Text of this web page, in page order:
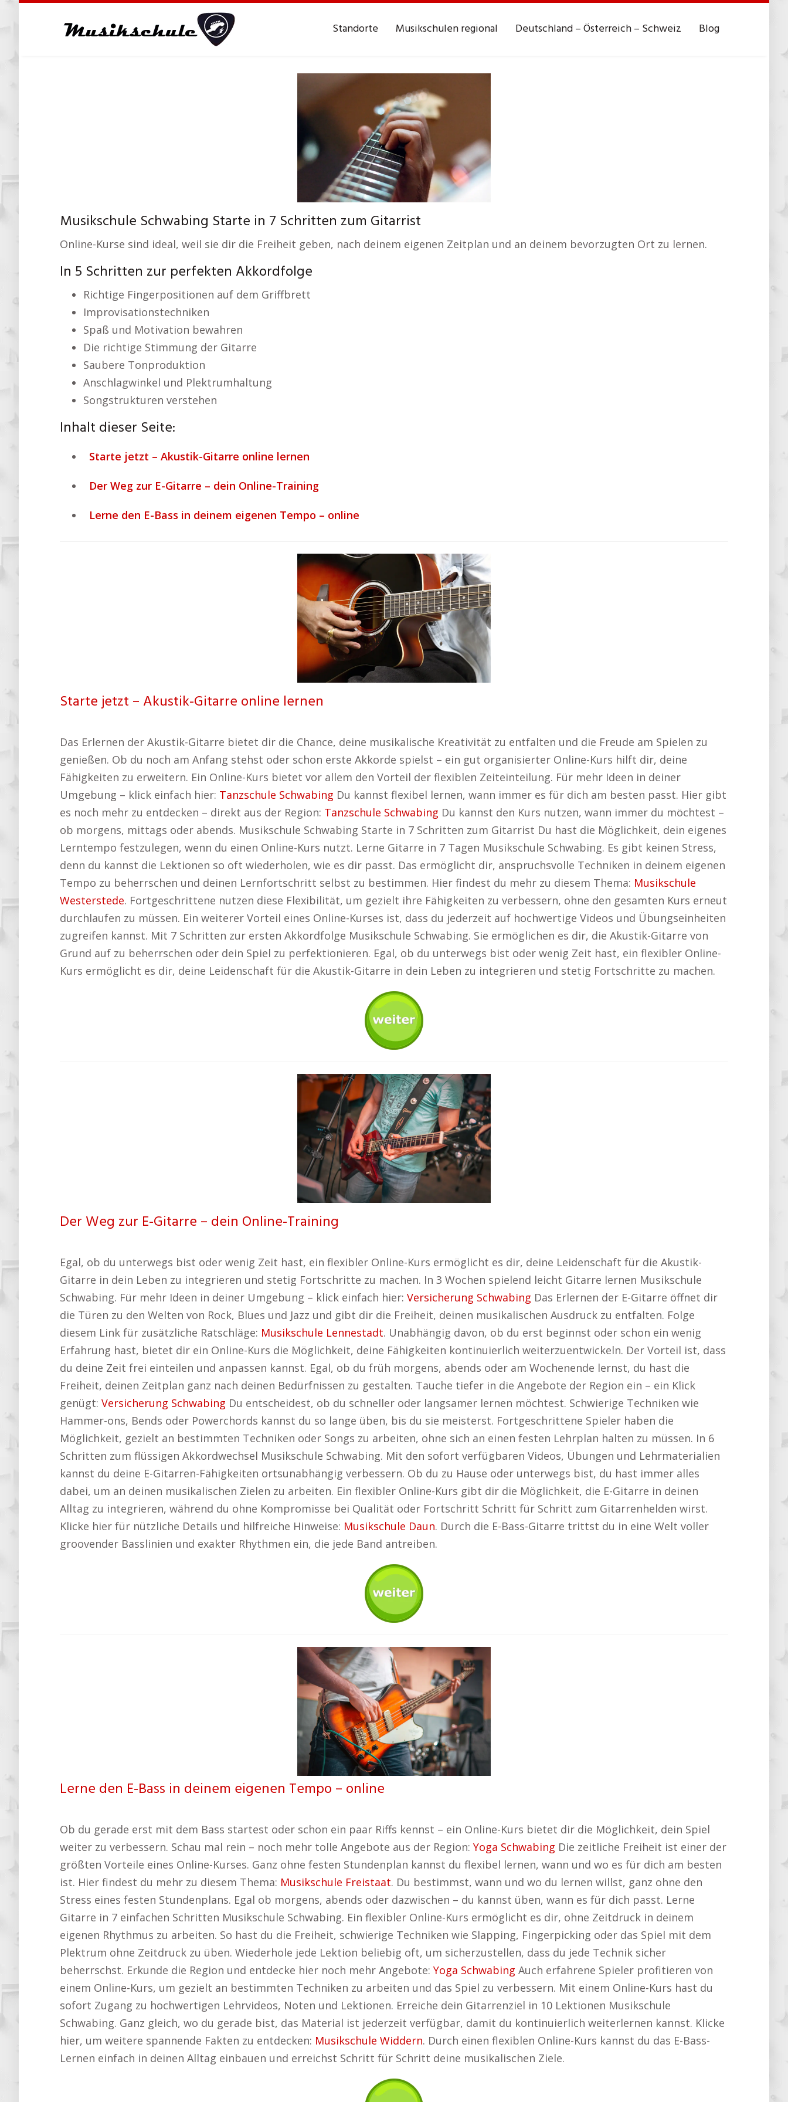
content
Standorte Musikschulen regional Deutschland – Österreich – Schweiz Blog
Musikschule Schwabing Starte in 7 Schritten zum Gitarrist
Online-Kurse sind ideal, weil sie dir die Freiheit geben, nach deinem eigenen Zeitplan und an deinem bevorzugten Ort zu lernen.
In 5 Schritten zur perfekten Akkordfolge
Richtige Fingerpositionen auf dem Griffbrett
Improvisationstechniken
Spaß und Motivation bewahren
Die richtige Stimmung der Gitarre
Saubere Tonproduktion
Anschlagwinkel und Plektrumhaltung
Songstrukturen verstehen
Inhalt dieser Seite:
Starte jetzt – Akustik-Gitarre online lernen
Der Weg zur E-Gitarre – dein Online-Training
Lerne den E-Bass in deinem eigenen Tempo – online
Starte jetzt – Akustik-Gitarre online lernen
Das Erlernen der Akustik-Gitarre bietet dir die Chance, deine musikalische Kreativität zu entfalten und die Freude am Spielen zu
genießen. Ob du noch am Anfang stehst oder schon erste Akkorde spielst – ein gut organisierter Online-Kurs hilft dir, deine
Fähigkeiten zu erweitern. Ein Online-Kurs bietet vor allem den Vorteil der flexiblen Zeiteinteilung. Für mehr Ideen in deiner
Umgebung – klick einfach hier: Tanzschule Schwabing Du kannst flexibel lernen, wann immer es für dich am besten passt. Hier gibt
es noch mehr zu entdecken – direkt aus der Region: Tanzschule Schwabing Du kannst den Kurs nutzen, wann immer du möchtest –
ob morgens, mittags oder abends. Musikschule Schwabing Starte in 7 Schritten zum Gitarrist Du hast die Möglichkeit, dein eigenes
Lerntempo festzulegen, wenn du einen Online-Kurs nutzt. Lerne Gitarre in 7 Tagen Musikschule Schwabing. Es gibt keinen Stress,
denn du kannst die Lektionen so oft wiederholen, wie es dir passt. Das ermöglicht dir, anspruchsvolle Techniken in deinem eigenen
Tempo zu beherrschen und deinen Lernfortschritt selbst zu bestimmen. Hier findest du mehr zu diesem Thema: Musikschule
Westerstede. Fortgeschrittene nutzen diese Flexibilität, um gezielt ihre Fähigkeiten zu verbessern, ohne den gesamten Kurs erneut
durchlaufen zu müssen. Ein weiterer Vorteil eines Online-Kurses ist, dass du jederzeit auf hochwertige Videos und Übungseinheiten
zugreifen kannst. Mit 7 Schritten zur ersten Akkordfolge Musikschule Schwabing. Sie ermöglichen es dir, die Akustik-Gitarre von
Grund auf zu beherrschen oder dein Spiel zu perfektionieren. Egal, ob du unterwegs bist oder wenig Zeit hast, ein flexibler Online-
Kurs ermöglicht es dir, deine Leidenschaft für die Akustik-Gitarre in dein Leben zu integrieren und stetig Fortschritte zu machen.
Der Weg zur E-Gitarre – dein Online-Training
Egal, ob du unterwegs bist oder wenig Zeit hast, ein flexibler Online-Kurs ermöglicht es dir, deine Leidenschaft für die Akustik-
Gitarre in dein Leben zu integrieren und stetig Fortschritte zu machen. In 3 Wochen spielend leicht Gitarre lernen Musikschule
Schwabing. Für mehr Ideen in deiner Umgebung – klick einfach hier: Versicherung Schwabing Das Erlernen der E-Gitarre öffnet dir
die Türen zu den Welten von Rock, Blues und Jazz und gibt dir die Freiheit, deinen musikalischen Ausdruck zu entfalten. Folge
diesem Link für zusätzliche Ratschläge: Musikschule Lennestadt. Unabhängig davon, ob du erst beginnst oder schon ein wenig
Erfahrung hast, bietet dir ein Online-Kurs die Möglichkeit, deine Fähigkeiten kontinuierlich weiterzuentwickeln. Der Vorteil ist, dass
du deine Zeit frei einteilen und anpassen kannst. Egal, ob du früh morgens, abends oder am Wochenende lernst, du hast die
Freiheit, deinen Zeitplan ganz nach deinen Bedürfnissen zu gestalten. Tauche tiefer in die Angebote der Region ein – ein Klick
genügt: Versicherung Schwabing Du entscheidest, ob du schneller oder langsamer lernen möchtest. Schwierige Techniken wie
Hammer-ons, Bends oder Powerchords kannst du so lange üben, bis du sie meisterst. Fortgeschrittene Spieler haben die
Möglichkeit, gezielt an bestimmten Techniken oder Songs zu arbeiten, ohne sich an einen festen Lehrplan halten zu müssen. In 6
Schritten zum flüssigen Akkordwechsel Musikschule Schwabing. Mit den sofort verfügbaren Videos, Übungen und Lehrmaterialien
kannst du deine E-Gitarren-Fähigkeiten ortsunabhängig verbessern. Ob du zu Hause oder unterwegs bist, du hast immer alles
dabei, um an deinen musikalischen Zielen zu arbeiten. Ein flexibler Online-Kurs gibt dir die Möglichkeit, die E-Gitarre in deinen
Alltag zu integrieren, während du ohne Kompromisse bei Qualität oder Fortschritt Schritt für Schritt zum Gitarrenhelden wirst.
Klicke hier für nützliche Details und hilfreiche Hinweise: Musikschule Daun. Durch die E-Bass-Gitarre trittst du in eine Welt voller
groovender Basslinien und exakter Rhythmen ein, die jede Band antreiben.
Lerne den E-Bass in deinem eigenen Tempo – online
Ob du gerade erst mit dem Bass startest oder schon ein paar Riffs kennst – ein Online-Kurs bietet dir die Möglichkeit, dein Spiel
weiter zu verbessern. Schau mal rein – noch mehr tolle Angebote aus der Region: Yoga Schwabing Die zeitliche Freiheit ist einer der
größten Vorteile eines Online-Kurses. Ganz ohne festen Stundenplan kannst du flexibel lernen, wann und wo es für dich am besten
ist. Hier findest du mehr zu diesem Thema: Musikschule Freistaat. Du bestimmst, wann und wo du lernen willst, ganz ohne den
Stress eines festen Stundenplans. Egal ob morgens, abends oder dazwischen – du kannst üben, wann es für dich passt. Lerne
Gitarre in 7 einfachen Schritten Musikschule Schwabing. Ein flexibler Online-Kurs ermöglicht es dir, ohne Zeitdruck in deinem
eigenen Rhythmus zu arbeiten. So hast du die Freiheit, schwierige Techniken wie Slapping, Fingerpicking oder das Spiel mit dem
Plektrum ohne Zeitdruck zu üben. Wiederhole jede Lektion beliebig oft, um sicherzustellen, dass du jede Technik sicher
beherrschst. Erkunde die Region und entdecke hier noch mehr Angebote: Yoga Schwabing Auch erfahrene Spieler profitieren von
einem Online-Kurs, um gezielt an bestimmten Techniken zu arbeiten und das Spiel zu verbessern. Mit einem Online-Kurs hast du
sofort Zugang zu hochwertigen Lehrvideos, Noten und Lektionen. Erreiche dein Gitarrenziel in 10 Lektionen Musikschule
Schwabing. Ganz gleich, wo du gerade bist, das Material ist jederzeit verfügbar, damit du kontinuierlich weiterlernen kannst. Klicke
hier, um weitere spannende Fakten zu entdecken: Musikschule Widdern. Durch einen flexiblen Online-Kurs kannst du das E-Bass-
Lernen einfach in deinen Alltag einbauen und erreichst Schritt für Schritt deine musikalischen Ziele.